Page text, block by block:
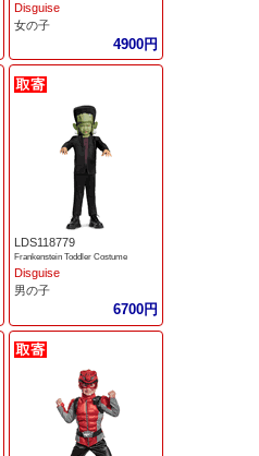
Disguise
女の子
4900円
LDS118779
Frankenstein Toddler Costume
Disguise
男の子
6700円